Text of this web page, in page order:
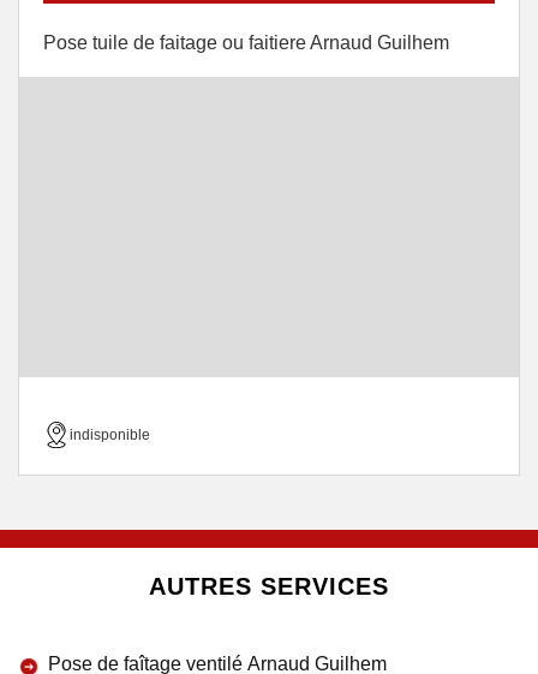
Pose tuile de faitage ou faitiere Arnaud Guilhem
indisponible
AUTRES SERVICES
Pose de faîtage ventilé Arnaud Guilhem